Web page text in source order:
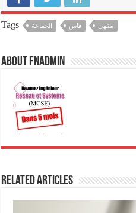
Tags الجماعة فاس مقهى
About fnadmin
Related Articles